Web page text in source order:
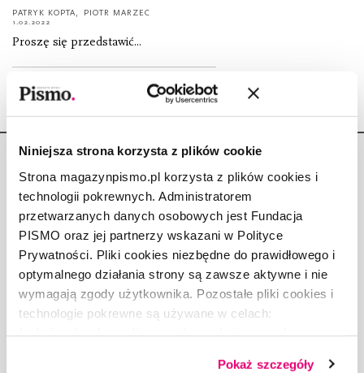
Niniejsza strona korzysta z plików cookie
Strona magazynpismo.pl korzysta z plików cookies i
technologii pokrewnych. Administratorem
przetwarzanych danych osobowych jest Fundacja
PISMO oraz jej partnerzy wskazani w Polityce
Prywatności. Pliki cookies niezbędne do prawidłowego i
optymalnego działania strony są zawsze aktywne i nie
wymagają zgody użytkownika. Pozostałe pliki cookies i
technologie pokrewne są używane w celach:
Pokaż szczegóły
PATRYK KOPTA PIOTR MARZEC
1.02.2022
Proszę się przedstawić...
Copyright © Fundacja Pismo
FACT-CHECKING W „PIŚMIE”